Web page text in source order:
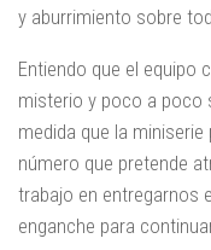
y aburrimiento sobre
Entiendo que el equipo
misterio y poco a poco
medida que la
número que pretende
trabajo en entregarnos
enganche para